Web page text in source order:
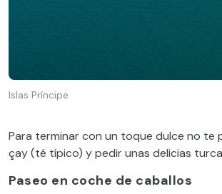
Islas Príncipe
Para terminar con un toque dulce no te
çay (té típico) y pedir unas delicias
Paseo en coche de caballos